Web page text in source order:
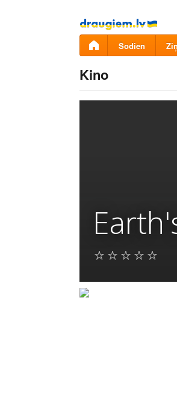
Pāriet
uz
saturu
Šodien
Kino